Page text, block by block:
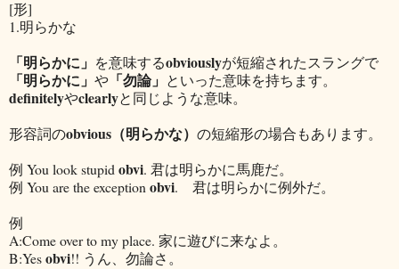
[形]
1.明らかな
「明らかに」 を意味するobviouslyが短縮されたスラングで
「明らかに」 や 「勿論」 といった意味を持ちます。
definitelyやclearlyと同じような意味。
形容詞のobvious（明らかな） の短縮形の場合もあります。
例 You look stupid obvi. 君は明らかに馬鹿だ。
例 You are the exception obvi. 君は明らかに例外だ。
例
A:Come over to my place. 家に遊びに来なよ。
B:Yesobvi!! うん、勿論さ。